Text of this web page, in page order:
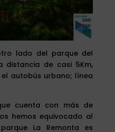
lado del parque del
distancia de casi 5Km,
autobús urbano; línea
cuenta con más de
hemos equivocado al
La Remonta es